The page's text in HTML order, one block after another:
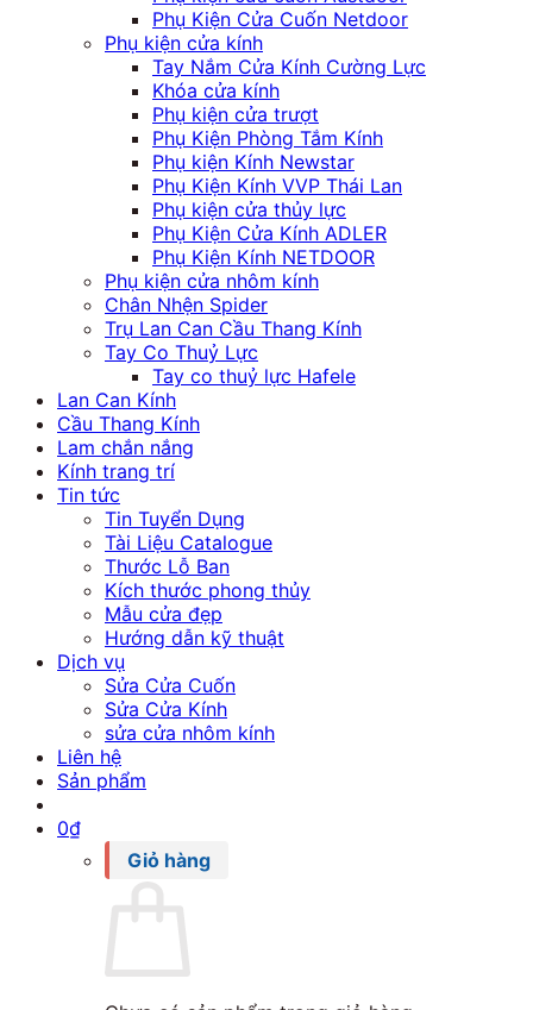
Phụ Kiện Cửa Cuốn Netdoor
Phụ kiện cửa kính
Tay Nắm Cửa Kính Cường Lực
Khóa cửa kính
Phụ kiện cửa trượt
Phụ Kiện Phòng Tắm Kính
Phụ kiện Kính Newstar
Phụ Kiện Kính VVP Thái Lan
Phụ kiện cửa thủy lực
Phụ Kiện Cửa Kính ADLER
Phụ Kiện Kính NETDOOR
Phụ kiện cửa nhôm kính
Chân Nhện Spider
Trụ Lan Can Cầu Thang Kính
Tay Co Thuỷ Lực
Tay co thuỷ lực Hafele
Lan Can Kính
Cầu Thang Kính
Lam chắn nắng
Kính trang trí
Tin tức
Tin Tuyển Dụng
Tài Liệu Catalogue
Thước Lỗ Ban
Kích thước phong thủy
Mẫu cửa đẹp
Hướng dẫn kỹ thuật
Dịch vụ
Sửa Cửa Cuốn
Sửa Cửa Kính
sửa cửa nhôm kính
Liên hệ
Sản phẩm
0₫
Giỏ hàng